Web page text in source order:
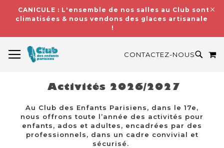
CANICULE : L'ensemble de nos salles au Club sont
climatisées & nous vendons des glaces artisanales
!
CONTACTEZ-NOUS
Activités 2026/2027
Au Club des Enfants Parisiens, dans le 17e,
nous offrons toute l’année des activités pour
enfants, ados et adultes, encadrées par des
professionnels, dans un cadre convivial et
sécurisé.